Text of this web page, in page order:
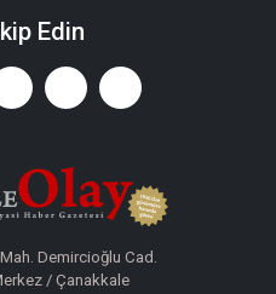
Edin
Demircioğlu Cad.
/ Çanakkale